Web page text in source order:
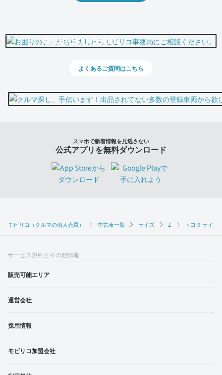
モビリコ（クルマの個人売買） 中古車一覧 ライズ Z トヨタ ライ
0800-500-5500
よくあるご質問はこちら
スマホで新着情報を見逃さない
公式アプリを無料ダウンロード
サービス規約とその他情報
販売可能エリア
運営会社
採用情報
モビリコ加盟会社